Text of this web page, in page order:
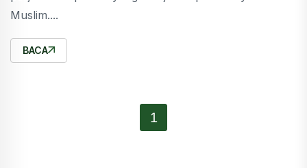
Muslim....
BACA
1